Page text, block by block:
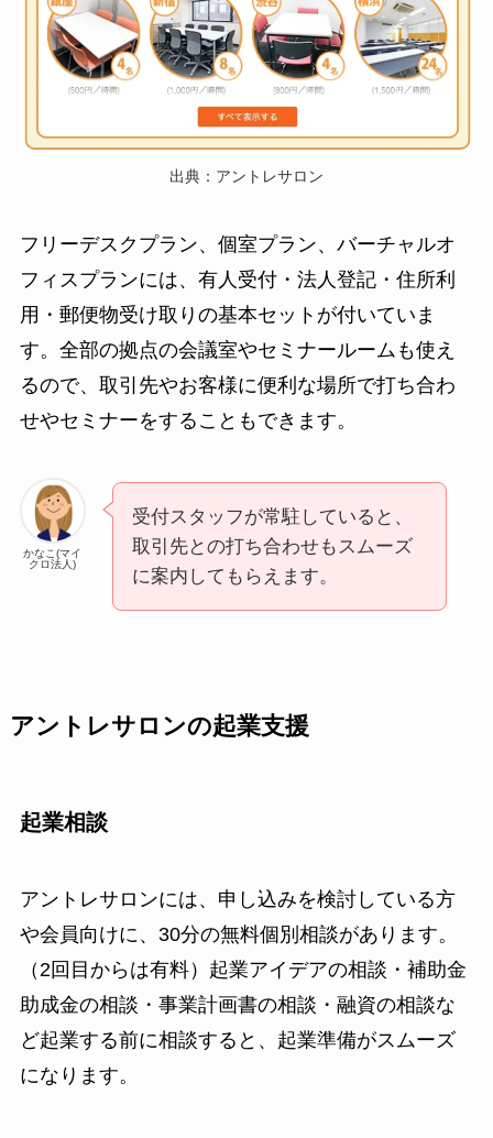
出典：アントレサロン
フリーデスクプラン、個室プラン、バーチャルオ
フィスプランには、有人受付・法人登記・住所利
用・郵便物受け取りの基本セットが付いていま
す。全部の拠点の会議室やセミナールームも使え
るので、取引先やお客様に便利な場所で打ち合わ
せやセミナーをすることもできます。
かなこ(マイ
クロ法人)
受付スタッフが常駐していると、
取引先との打ち合わせもスムーズ
に案内してもらえます。
アントレサロンの起業支援
起業相談
アントレサロンには、申し込みを検討している方
や会員向けに、30分の無料個別相談があります。
（2回目からは有料）起業アイデアの相談・補助金
助成金の相談・事業計画書の相談・融資の相談な
ど起業する前に相談すると、起業準備がスムーズ
になります。